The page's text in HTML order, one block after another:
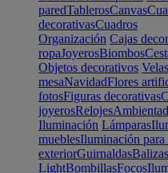
paredTablerosCanvas
decorativasCuadros
Organización Cajas
ropaJoyerosBiombos
Objetos decorativos Velas
mesaNavidadFlores
fotosFiguras decorativas
joyerosRelojes
Iluminación Lámparas
mueblesIluminación
exteriorGuirnaldasBalizas
LightBombillasFocos